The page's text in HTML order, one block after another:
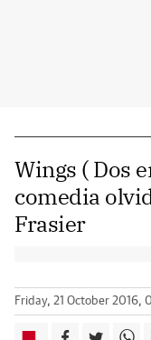
Wings ( Dos
comedia
Frasier
Friday, 21 October 2016,